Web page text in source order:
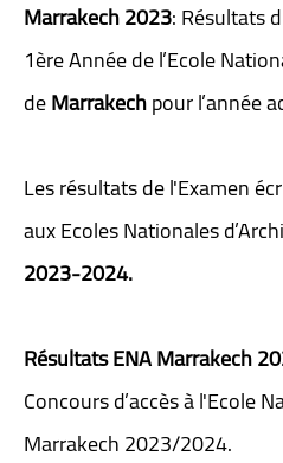
Marrakech 2023: Résultats
1ère Année de l’Ecole
deMarrakechpour l’année
Les résultats de l'Examen
aux Ecoles Nationales
2023-2024.
Résultats ENA Marrakech
Concours d’accès à l'Ecole
Marrakech 2023/2024.